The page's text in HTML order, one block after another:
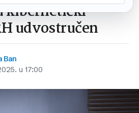
kibernetički
udvostručen
Ban
u 17:00